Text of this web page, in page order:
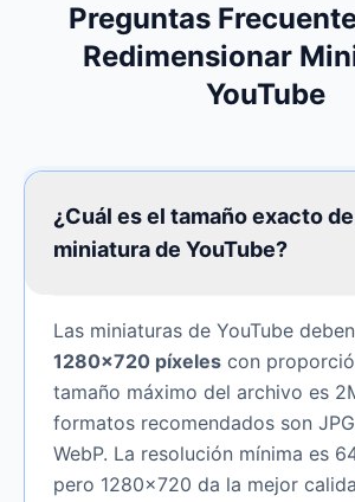
Preguntas
Redimensionar
YouTube
¿Cuál es el tamaño exacto
miniatura de YouTube?
Las miniaturas de YouTube
1280×720 píxeles con
tamaño máximo del archivo es
formatos recomendados son
WebP. La resolución mínima es
pero 1280×720 da la mejor